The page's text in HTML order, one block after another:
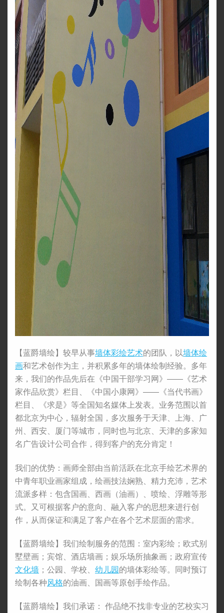
【蓝爵墙绘】较早从事墙体彩绘艺术的团队，以墙体绘
画和艺术创作为主，并积累多年的墙体绘制经验。多年
来，我们的作品先后在《中国干部学习网》——《艺术
家作品欣赏》栏目、《中国小康网》——《当代书画》
栏目、《求是》等全国知名媒体上发表。业务范围以首
都北京为中心，辐射全国，多次服务于天津、上海、广
州、西安、厦门等城市，同时也与北京、天津的多家知
名广告设计公司合作，得到客户的充分肯定！
我们的优势：画师全部由当前活跃在北京手绘艺术界的
中青年职业画家组成，绘画技法娴熟、精力充沛，艺术
流派多样：包含国画、西画（油画）、喷绘、浮雕等形
式。又可根据客户的意向、融入客户的思想来进行创
作，从而保证和满足了客户在各个艺术层面的需求。
【蓝爵墙绘】我们绘制服务的范围：室内彩绘；欧式别
墅壁画；宾馆、酒店墙画；娱乐场所抽象画；政府宣传
文化墙 ；公园、学校、 幼儿园 的墙体彩绘等。同时预订
绘制各种风格的油画、国画等原创手绘作品。
【蓝爵墙绘】我们承诺： 作品绝不找非专业的艺校实习